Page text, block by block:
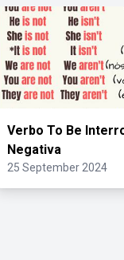
Verbo To Be
Negativa
25 September 2024